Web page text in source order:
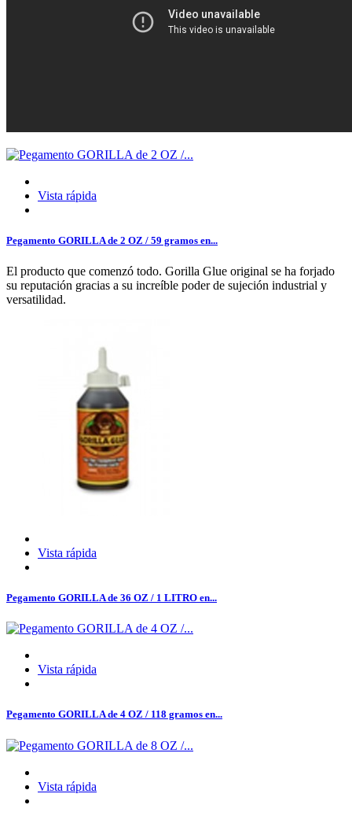
Vista rápida
Pegamento GORILLA de 2 OZ / 59 gramos en...
El producto que comenzó todo. Gorilla Glue original se ha forjado
su reputación gracias a su increíble poder de sujeción industrial y
versatilidad.
Vista rápida
Pegamento GORILLA de 36 OZ / 1 LITRO en...
Vista rápida
Pegamento GORILLA de 4 OZ / 118 gramos en...
Vista rápida